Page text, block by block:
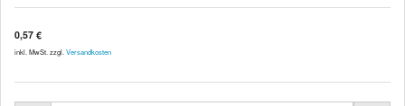
0,57 €
inkl. MwSt. zzgl. Versandkosten